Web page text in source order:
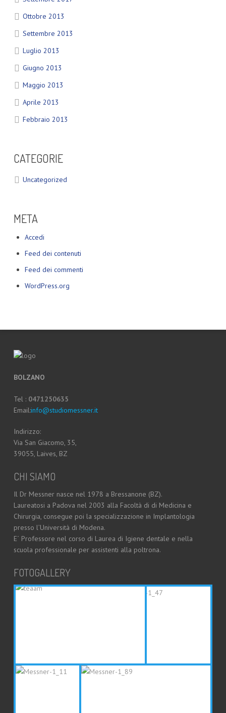
Ottobre 2013
Settembre 2013
Luglio 2013
Giugno 2013
Maggio 2013
Aprile 2013
Febbraio 2013
CATEGORIE
Uncategorized
META
Accedi
Feed dei contenuti
Feed dei commenti
WordPress.org
BOLZANO
Tel : 0471250635
Email:info@studiomessner.it
Indirizzo:
Via San Giacomo, 35,
39055, Laives, BZ
CHI SIAMO
Il Dr Messner nasce nel 1978 a Bressanone (BZ).
Laureatosi a Padova nel 2003 alla Facoltà di di Medicina e
Chirurgia, consegue poi la specializzazione in Implantologia
presso l’Università di Modena.
E´ Professore nel corso di Laurea di Igiene dentale e nella
scuola professionale per assistenti alla poltrona.
FOTOGALLERY